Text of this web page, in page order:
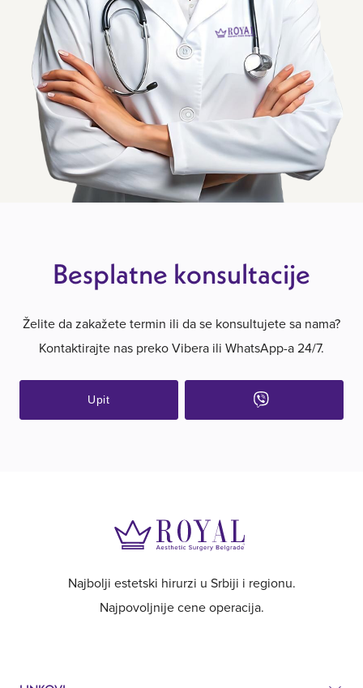
Besplatne konsultacije
Želite da zakažete termin ili da se konsultujete sa nama?
Kontaktirajte nas preko Vibera ili WhatsApp-a 24/7.
Upit
Najbolji estetski hirurzi u Srbiji i regionu.
Najpovoljnije cene operacija.